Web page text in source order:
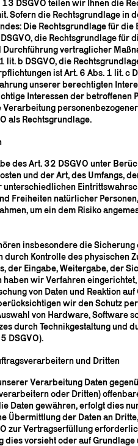
13 DSGVO teilen wir Ihnen die
Sofern die Rechtsgrundlage in
Die Rechtsgrundlage für die
die Rechtsgrundlage für
Durchführung vertraglicher
lit. b DSGVO, die
ist Art. 6 Abs. 1 lit. c
unserer berechtigten
Interessen der betroffenen
Verarbeitung
als Rechtsgrundlage.
des Art. 32 DSGVO unter
und der Art, des Umfangs,
unterschiedlichen
Freiheiten natürlicher
um ein dem Risiko
insbesondere die
durch Kontrolle des physischen
der Eingabe, Weitergabe, der
haben wir Verfahren
von Daten und Reaktion
wir den Schutz
von Hardware, Software
durch Technikgestaltung und
DSGVO).
und Dritten
Verarbeitung Daten
oder Dritten)
Daten gewähren, erfolgt dies
Übermittlung der Daten an
zur Vertragserfüllung
vorsieht oder auf Grundlage